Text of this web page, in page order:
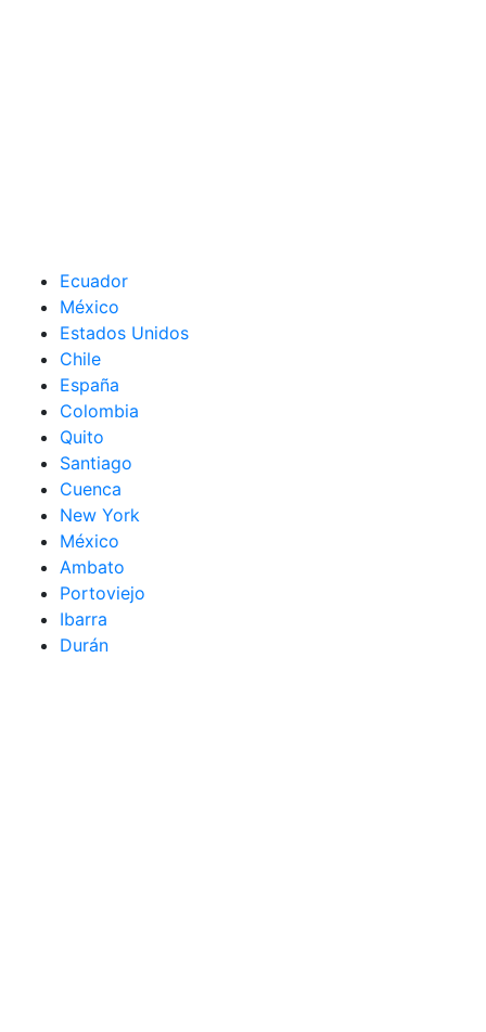
Ecuador
México
Estados Unidos
Chile
España
Colombia
Quito
Santiago
Cuenca
New York
México
Ambato
Portoviejo
Ibarra
Durán